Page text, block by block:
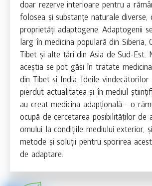
doar rezerve interioare pentru a
folosea și substanțe naturale diverse,
proprietăți adaptogene. Adaptogenii
larg în medicina populară din Siberia,
Tibet și alte țări din Asia de Sud-Est.
aceștia se pot găsi în tratate
din Tibet și India. Ideile vindecătorilor
pierdut actualitatea și în mediul
au creat medicina adapțională - o
ocupă de cercetarea posibilităților de
omului la condițiile mediului exterior,
metode și soluții pentru sporirea
de adaptare.